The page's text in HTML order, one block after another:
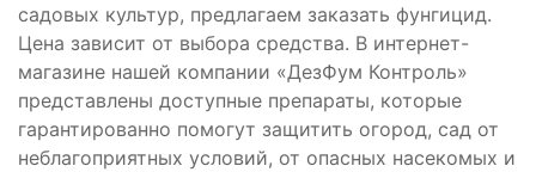
садовых культур, предлагаем заказать фунгицид.
Цена зависит от выбора средства. В интернет-
магазине нашей компании «ДезФум Контроль»
представлены доступные препараты, которые
гарантированно помогут защитить огород, сад от
неблагоприятных условий, от опасных насекомых и